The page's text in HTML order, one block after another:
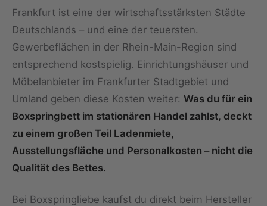
Frankfurt ist eine der wirtschaftsstärksten Städte
Deutschlands – und eine der teuersten.
Gewerbeflächen in der Rhein-Main-Region sind
entsprechend kostspielig. Einrichtungshäuser und
Möbelanbieter im Frankfurter Stadtgebiet und
Umland geben diese Kosten weiter: Was du für ein
Boxspringbett im stationären Handel zahlst, deckt
zu einem großen Teil Ladenmiete,
Ausstellungsfläche und Personalkosten – nicht die
Qualität des Bettes.
Bei Boxspringliebe kaufst du direkt beim Hersteller